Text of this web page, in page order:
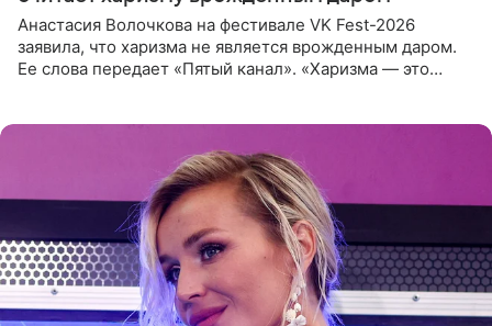
Анастасия Волочкова на фестивале VK Fest-2026
заявила, что харизма не является врожденным даром.
Ее слова передает «Пятый канал». «Харизма — это